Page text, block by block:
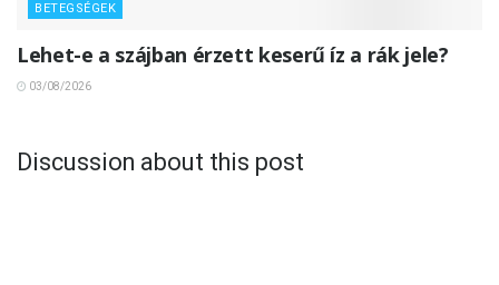
BETEGSÉGEK
Lehet-e a szájban érzett keserű íz a rák jele?
03/08/2026
Discussion about this post